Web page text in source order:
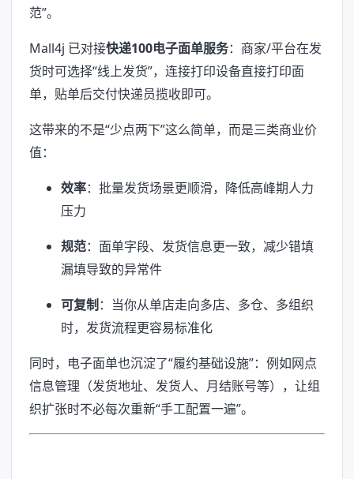
范”。
Mall4j 已对接快递100电子面单服务：商家/平台在发
货时可选择“线上发货”，连接打印设备直接打印面
单，贴单后交付快递员揽收即可。
这带来的不是“少点两下”这么简单，而是三类商业价
值：
效率：批量发货场景更顺滑，降低高峰期人力
压力
规范：面单字段、发货信息更一致，减少错填
漏填导致的异常件
可复制 ：当你从单店走向多店、多仓、多组织
时，发货流程更容易标准化
同时，电子面单也沉淀了“履约基础设施”：例如网点
信息管理（发货地址、发货人、月结账号等），让组
织扩张时不必每次重新“手工配置一遍”。